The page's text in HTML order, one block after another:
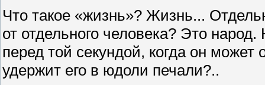
Что такое «жизнь»? Жизнь...
от отдельного человека? Это
перед той секундой, когда он может
удержит его в юдоли печали?..